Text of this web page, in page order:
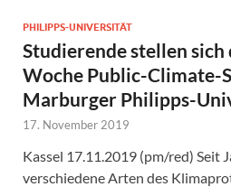
PHILIPPS-UNIVERSITÄT
Studierende stellen sich
Woche Public-Climate-
Marburger Philipps-
17. November 2019
Kassel 17.11.2019 (pm/red) Seit
verschiedene Arten des